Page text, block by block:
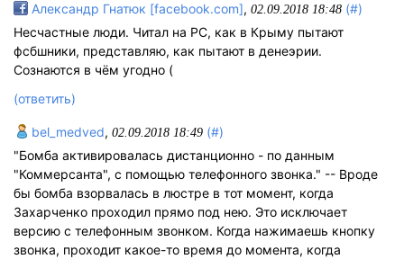
Александр Гнатюк [facebook.com], 02.09.2018 18:48 (#)
Несчастные люди. Читал на РС, как в Крыму пытают
фсбшники, представляю, как пытают в денеэрии.
Сознаются в чём угодно (
(ответить)
bel_medved, 02.09.2018 18:49 (#)
"Бомба активировалась дистанционно - по данным
"Коммерсанта", с помощью телефонного звонка." -- Вроде
бы бомба взорвалась в люстре в тот момент, когда
Захарченко проходил прямо под нею. Это исключает
версию с телефонным звонком. Когда нажимаешь кнопку
звонка, проходит какое-то время до момента, когда